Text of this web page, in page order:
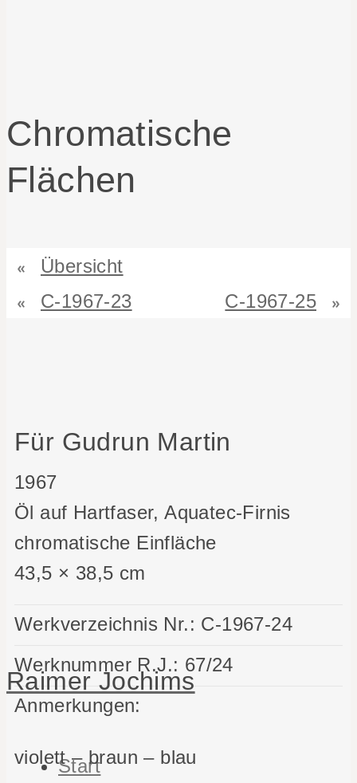
Raimer Jochims
Start
Chromatische
Flächen
Übersicht
C-1967-23
C-1967-25
Für Gudrun Martin
1967
Öl auf Hartfaser, Aquatec-Firnis
chromatische Einfläche
43,5 × 38,5 cm
Werkverzeichnis Nr.: C-1967-24
Werknummer R.J.: 67/24
Anmerkungen:
violett – braun – blau